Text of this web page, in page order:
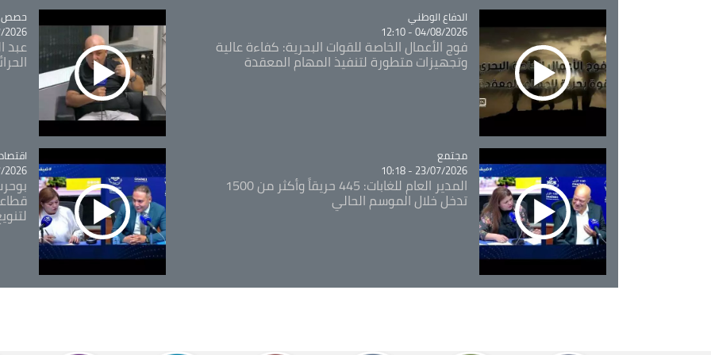
Catégorie
الدفاع الوطني
04/08/2026 - 12:10
فوج الأعمال الخاصة للقوات البحرية: كفاءة عالية
وتجهيزات متطورة لتنفيذ المهام المعقدة
حصص
- 09:49
عبد
Catégorie
مجتمع
23/07/2026 - 10:18
المدير العام للغابات: 445 حريقاً وأكثر من 1500
تدخل خلال الموسم الحالي
اقتصاد
- 12:13